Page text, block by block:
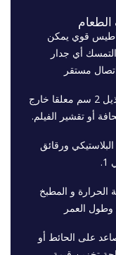
قوي يمكن
أي جدار
مستقر
بمجرد قص الفيلم ، يترك ذيل 2 سم معلقا خارج
أو تقشير الفيلم.
ورقائق
الحرارة و المطبخ
العمر
على الحائط أو